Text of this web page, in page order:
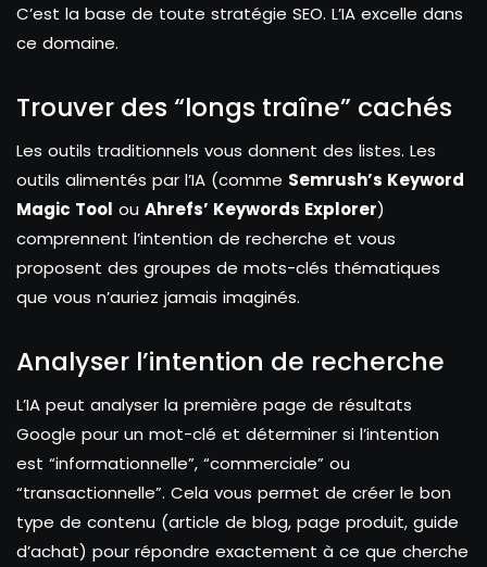
C’est la base de toute stratégie SEO. L’IA excelle dans
ce domaine.
Trouver des “longs traîne” cachés
Les outils traditionnels vous donnent des listes. Les
outils alimentés par l’IA (comme Semrush’s Keyword
Magic Tool ou Ahrefs’ Keywords Explorer)
comprennent l’intention de recherche et vous
proposent des groupes de mots-clés thématiques
que vous n’auriez jamais imaginés.
Analyser l’intention de recherche
L’IA peut analyser la première page de résultats
Google pour un mot-clé et déterminer si l’intention
est “informationnelle”, “commerciale” ou
“transactionnelle”. Cela vous permet de créer le bon
type de contenu (article de blog, page produit, guide
d’achat) pour répondre exactement à ce que cherche